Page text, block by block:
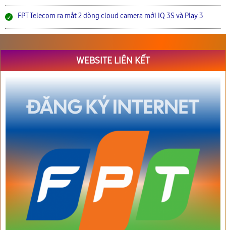
FPT Telecom ra mắt 2 dòng cloud camera mới IQ 3S và Play 3
WEBSITE LIÊN KẾT